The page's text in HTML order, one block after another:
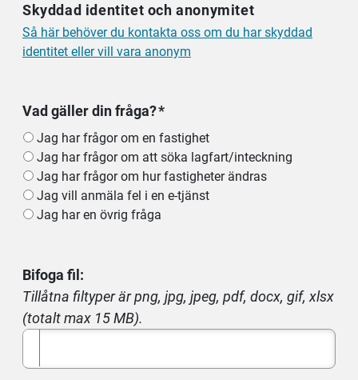
Skyddad identitet och anonymitet
Så här behöver du kontakta oss om du har skyddad
identitet eller vill vara anonym
Vad gäller din fråga?
Jag har frågor om en fastighet
Jag har frågor om att söka lagfart/inteckning
Jag har frågor om hur fastigheter ändras
Jag vill anmäla fel i en e-tjänst
Jag har en övrig fråga
Bifoga fil:
Tillåtna filtyper är png, jpg, jpeg, pdf, docx, gif, xlsx
(totalt max 15 MB).